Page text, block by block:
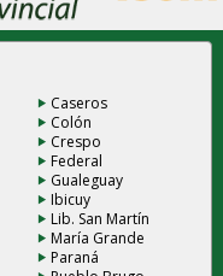
Caseros
Colón
Crespo
Federal
Gualeguay
Ibicuy
Lib. San Martín
María Grande
Paraná